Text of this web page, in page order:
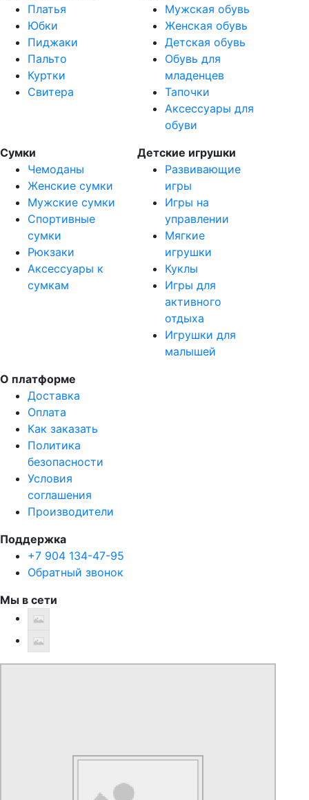
Платья
Юбки
Пиджаки
Пальто
Куртки
Свитера
Мужская обувь
Женская обувь
Детская обувь
Обувь для
младенцев
Тапочки
Аксессуары для
обуви
Сумки
Чемоданы
Женские сумки
Мужские сумки
Спортивные
сумки
Рюкзаки
Аксессуары к
сумкам
Детские игрушки
Развивающие
игры
Игры на
управлении
Мягкие
игрушки
Куклы
Игры для
активного
отдыха
Игрушки для
малышей
О платформе
Доставка
Оплата
Как заказать
Политика
безопасности
Условия
соглашения
Производители
Поддержка
+7 904 134-47-95
Обратный звонок
Мы в сети